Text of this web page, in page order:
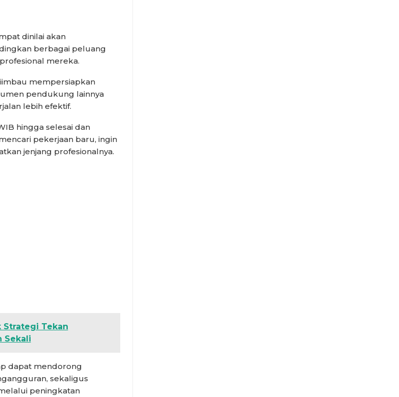
dinilai akan
berbagai peluang
mereka.
mempersiapkan
pendukung lainnya
lebih efektif.
hingga selesai dan
pekerjaan baru, ingin
jenjang profesionalnya.
Strategi Tekan
Sekali
dapat mendorong
sekaligus
peningkatan